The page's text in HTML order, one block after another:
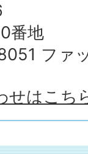
番地
ファ
せはこち